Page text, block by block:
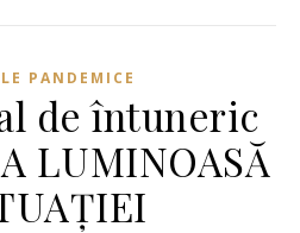
PANDEMICE
de întuneric
LUMINOASĂ